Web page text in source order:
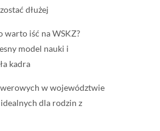
dłużej
warto iść na WSKZ?
model nauki i
kadra
w województwie
dla rodzin z